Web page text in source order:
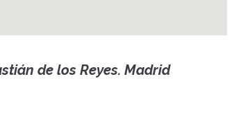
de los Reyes. Madrid